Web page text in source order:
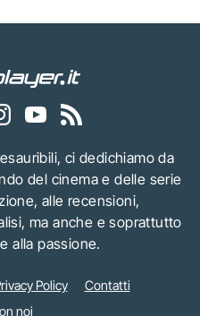
ci dedichiamo da
del cinema e delle serie
alle recensioni,
ma anche e soprattutto
alla passione.
Policy
Contatti
noi